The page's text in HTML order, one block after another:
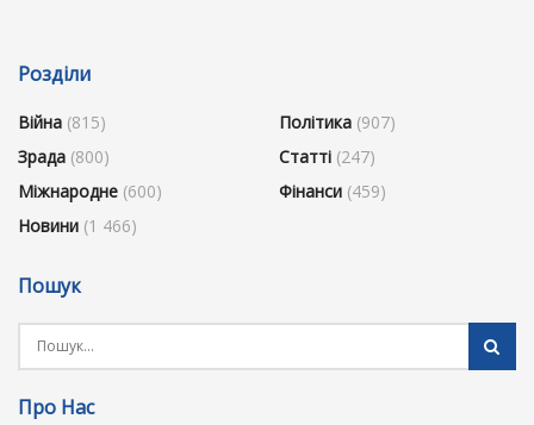
Розділи
Війна (815)
Зрада (800)
Міжнародне (600)
Новини (1 466)
Політика (907)
Статті (247)
Фінанси (459)
Пошук
Про Нас